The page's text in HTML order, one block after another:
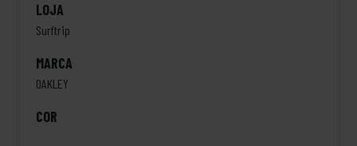
LOJA
Surftrip
MARCA
OAKLEY
COR